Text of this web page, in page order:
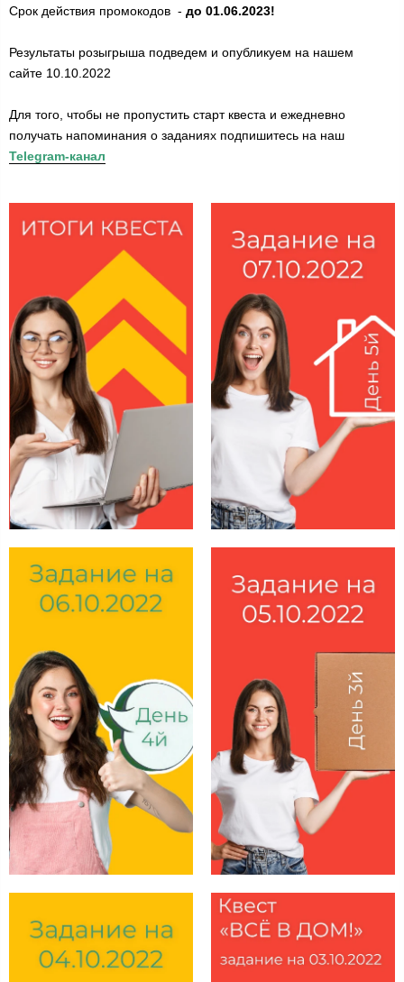
Срок действия промокодов - до 01.06.2023!
Результаты розыгрыша подведем и опубликуем на нашем
сайте 10.10.2022
Для того, чтобы не пропустить старт квеста и ежедневно
получать напоминания о заданиях подпишитесь на наш
Telegram-канал